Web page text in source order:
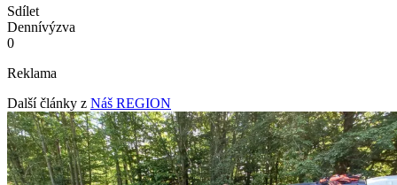
Sdílet
Dennívýzva
0
Reklama
Další články z Náš REGION